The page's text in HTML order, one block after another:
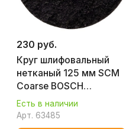
230 руб.
Круг шлифовальный
нетканый 125 мм SCM
Coarse BOSCH
2608624137
Есть в наличии
Арт. 63485